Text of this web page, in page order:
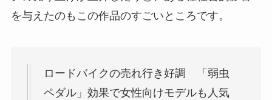
を与えたのもこの作品のすごいところです。
ロードバイクの売れ行き好調 「弱虫
ペダル」効果で女性向けモデルも人気